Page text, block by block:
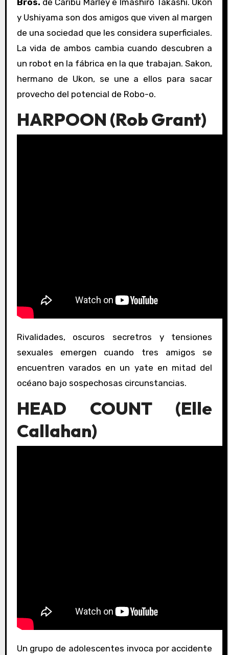
Bros. de Caribu Marley e Imashiro Takashi. Ukon
y Ushiyama son dos amigos que viven al margen
de una sociedad que les considera superficiales.
La vida de ambos cambia cuando descubren a
un robot en la fábrica en la que trabajan. Sakon,
hermano de Ukon, se une a ellos para sacar
provecho del potencial de Robo-o.
HARPOON (Rob Grant)
Rivalidades, oscuros secretros y tensiones
sexuales emergen cuando tres amigos se
encuentren varados en un yate en mitad del
océano bajo sospechosas circunstancias.
HEAD COUNT (Elle
Callahan)
Un grupo de adolescentes invoca por accidente